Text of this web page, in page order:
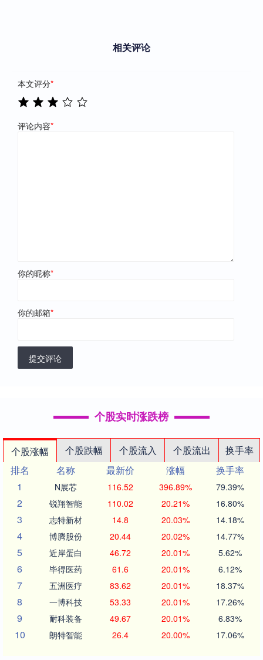
相关评论
本文评分*
评论内容*
你的昵称*
你的邮箱*
提交评论
个股实时涨跌榜
个股涨幅 个股跌幅 个股流入 个股流出
换手率
排名
名称 最新价 涨幅
换手率
1
N展芯 116.52 396.89% 79.39%
2 锐翔智能 110.02 20.21% 16.80%
3 志特新材 14.8 20.03% 14.18%
4 博腾股份 20.44 20.02% 14.77%
5 近岸蛋白 46.72 20.01% 5.62%
6 毕得医药 61.6 20.01% 6.12%
7 五洲医疗 83.62 20.01% 18.37%
8 一博科技 53.33 20.01% 17.26%
9 耐科装备 49.67 20.01% 6.83%
10 朗特智能 26.4 20.00% 17.06%